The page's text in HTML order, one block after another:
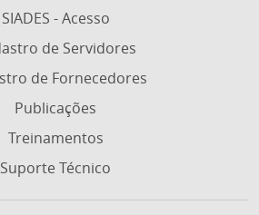
SIADES - Acesso
de Servidores
de Fornecedores
Publicações
Treinamentos
Suporte Técnico